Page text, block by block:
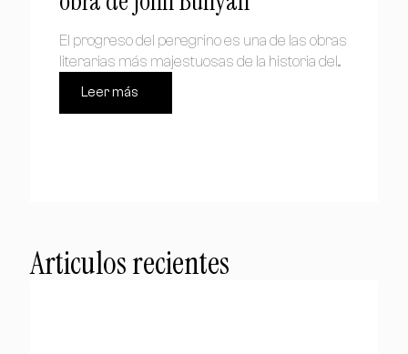
El progreso del peregrino es una de las obras
literarias más majestuosas de la historia del...
Leer más
Articulos recientes